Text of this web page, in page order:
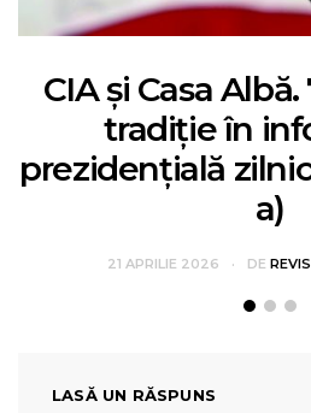
CIA și Casa
tradiție în
prezidențială
a)
21 APRILIE 2026 DE
LASĂ UN RĂSPUNS